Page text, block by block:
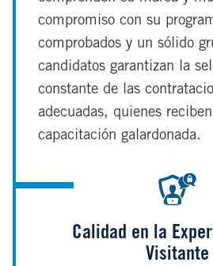
compromiso con su
comprobados y un sólido
candidatos garantizan la
constante de las
adecuadas, quienes
capacitación galardonada.
Calidad en la
Visitante